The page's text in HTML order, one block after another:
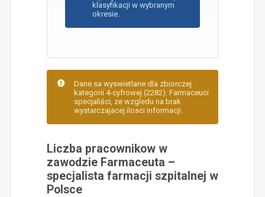
klasyfikacji w wybranym
okresie.
Dane sa wyswietlane dla zbiorczej
kategorii 4-cyfrowej (2282): Farmaceuci
specjaliści, ze wzgledu na brak
wystarczajacej ilosci informacji.
Liczba pracownikow w
zawodzie Farmaceuta –
specjalista farmacji szpitalnej w
Polsce